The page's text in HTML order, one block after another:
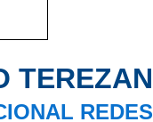
TEREZAN
REDES